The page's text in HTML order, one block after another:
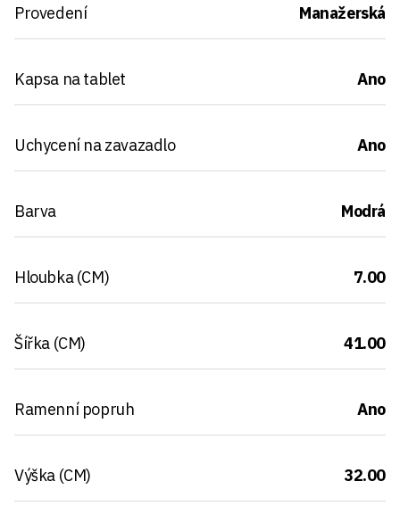
Provedení Manažerská
Kapsa na tablet Ano
Uchycení na zavazadlo Ano
Barva Modrá
Hloubka (CM) 7.00
Šířka (CM) 41.00
Ramenní popruh Ano
Výška (CM) 32.00